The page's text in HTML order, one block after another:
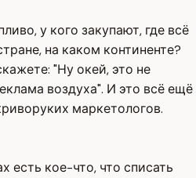
у кого закупают, где всё
на каком континенте?
"Ну окей, это не
воздуха". И это всё ещё
маркетологов.
есть кое-что, что списать